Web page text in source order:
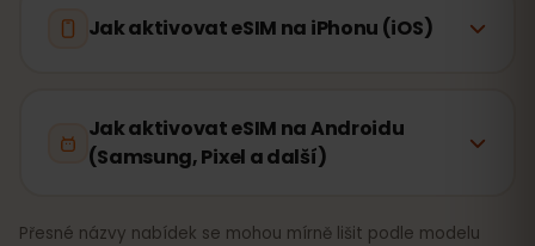
Jak aktivovat eSIM na iPhonu (iOS)
Jak aktivovat eSIM na Androidu
(Samsung, Pixel a další)
Přesné názvy nabídek se mohou mírně lišit podle modelu